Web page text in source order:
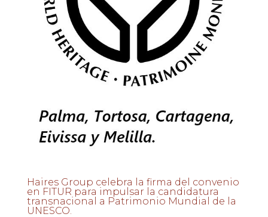
Haires Group celebra la firma del convenio
en FITUR para impulsar la candidatura
transnacional a Patrimonio Mundial de la
UNESCO.